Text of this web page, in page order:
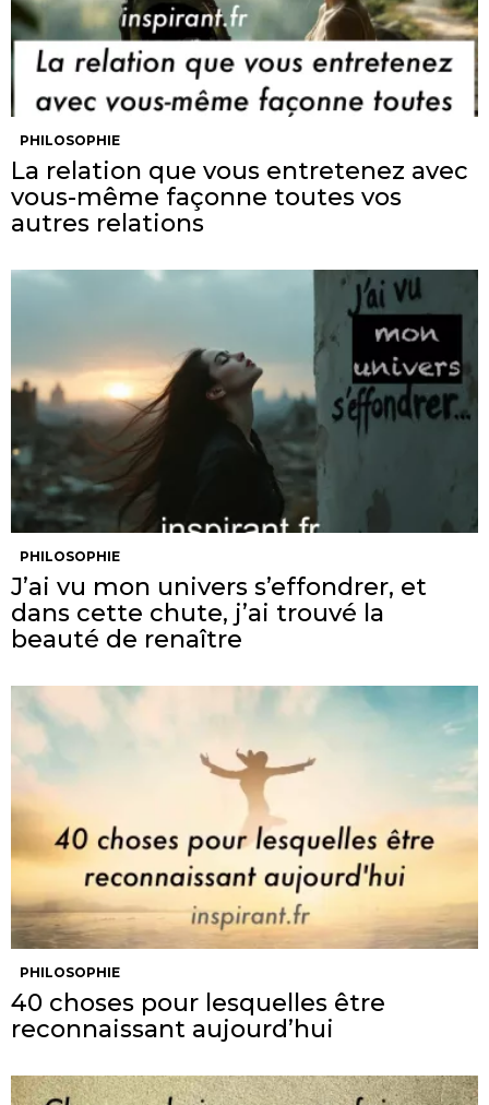
PHILOSOPHIE
La relation que vous entretenez avec
vous-même façonne toutes vos
autres relations
PHILOSOPHIE
J’ai vu mon univers s’effondrer, et
dans cette chute, j’ai trouvé la
beauté de renaître
PHILOSOPHIE
40 choses pour lesquelles être
reconnaissant aujourd’hui